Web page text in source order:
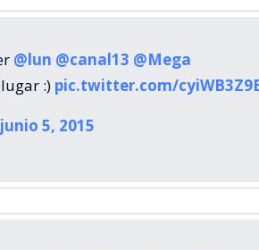
@lun @canal13 @Mega
:) pic.twitter.com/
junio 5, 2015